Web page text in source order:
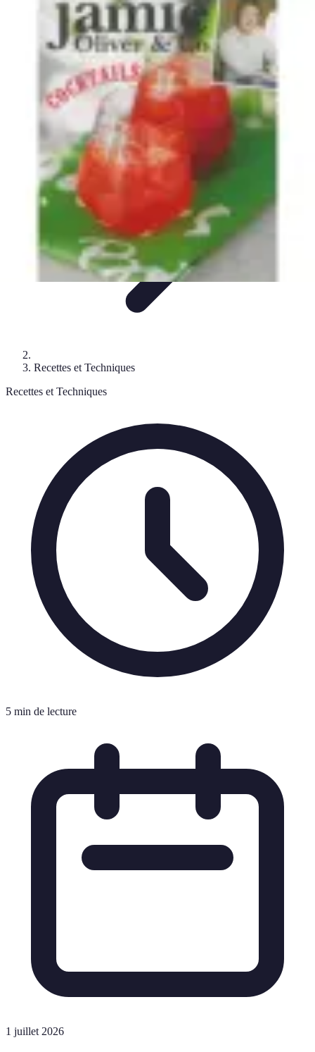
Cocktails Créatifs
Recettes de CocktailsTechniques de Mixologie
Recettes et
GuideÉquipement
Cocktails Créatifs
Recettes et Techniques
Recettes et Techniques
5 min de lecture
1 juillet 2026